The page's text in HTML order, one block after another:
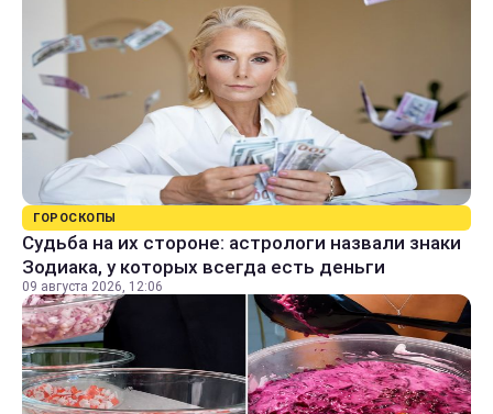
ГОРОСКОПЫ
Судьба на их стороне: астрологи назвали знаки
Зодиака, у которых всегда есть деньги
09 августа 2026, 12:06